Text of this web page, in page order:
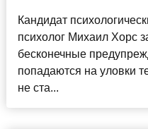
Кандидат
психолог Михаил Хорс
бесконечные
попадаются на уловки
не ста...